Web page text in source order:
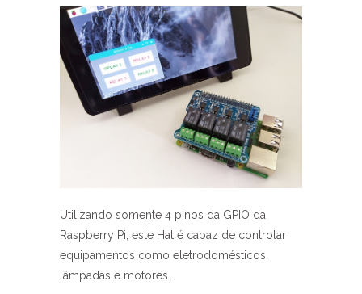
Utilizando somente 4 pinos da GPIO da
Raspberry Pi, este Hat é capaz de controlar
equipamentos como eletrodomésticos,
lâmpadas e motores.